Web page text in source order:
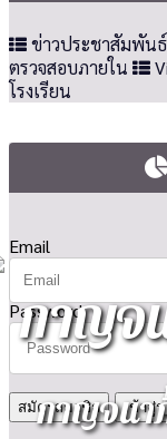
ข่าวประชาสัมพันธ์
ตรวจสอบภายใน
โรงเรียน
Email
Password
สมัครสมาชิก
กาญจ
กาญจนา